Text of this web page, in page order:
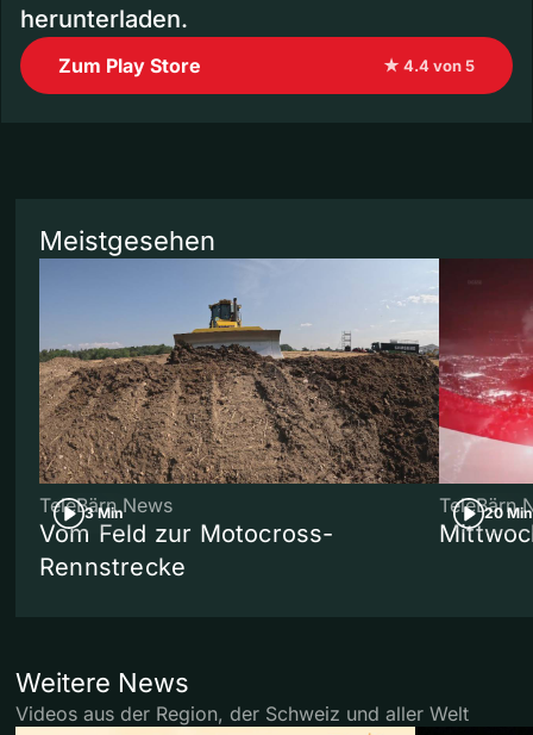
herunterladen.
Zum Play Store ★ 4.4 von 5
Meistgesehen
3 Min
TeleBärn News
Vom Feld zur Motocross-
Rennstrecke
20 Min
TeleBärn
Weitere News
Videos aus der Region, der Schweiz und aller Welt